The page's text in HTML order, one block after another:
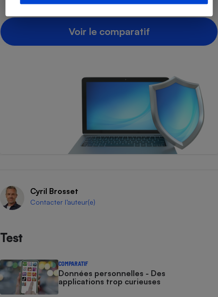
Voir le comparatif
Cyril Brosset
Contacter l’auteur(e)
Test
COMPARATIF
Données personnelles - Des
applications trop curieuses